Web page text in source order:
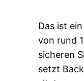
Das ist
von rund
sicheren
setzt